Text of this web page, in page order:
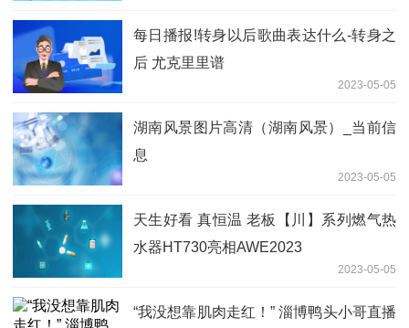
每日播报!转身以后歌曲表达什么-转身之
后 尤克里里谱
2023-05-05
湖南风景图片高清（湖南风景）_当前信
息
2023-05-05
天生好看 真恒温 老板【川】系列燃气热
水器HT730亮相AWE2023
2023-05-05
“我没想靠肌肉走红！” 淄博鸭头小哥直播